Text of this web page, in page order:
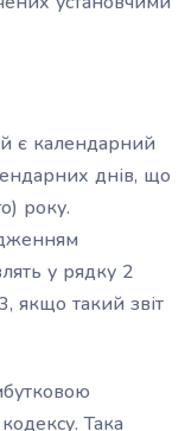
є календарний
днів, що
року.
у рядку 2
якщо такий звіт
Така